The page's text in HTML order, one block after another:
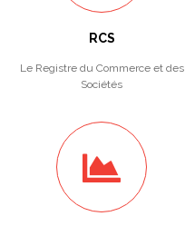
RCS
Le Registre du Commerce et des
Sociétés